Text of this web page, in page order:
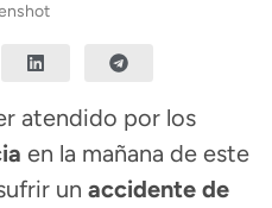
atendido por los
en la mañana de este
un accidente de